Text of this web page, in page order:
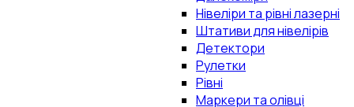
Нівеліри та рівні лазерні
Штативи для нівелірів
Детектори
Рулетки
Рівні
Маркери та олівці